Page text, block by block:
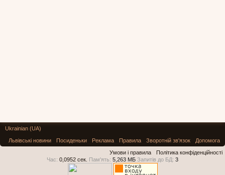
Ukrainian (UA)
Львівські новини
Посиденьки Реклама Правила Зворотній зв'язок
Допомога
Умови і правила
Політика конфіденційності
Час: 0,0952 сек. Пам'ять: 5,263 МБ Запитів до БД: 3